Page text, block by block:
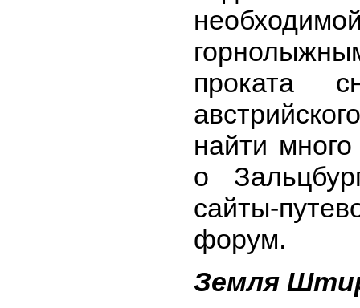
проката
найти
о
сайты-
форум.
Земля